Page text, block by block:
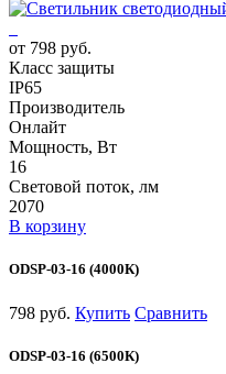
от 798 руб.
Класс защиты
IP65
Производитель
Онлайт
Мощность, Вт
16
Световой поток, лм
2070
В корзину
ODSP-03-16 (4000К)
798 руб. Купить Сравнить
ODSP-03-16 (6500К)